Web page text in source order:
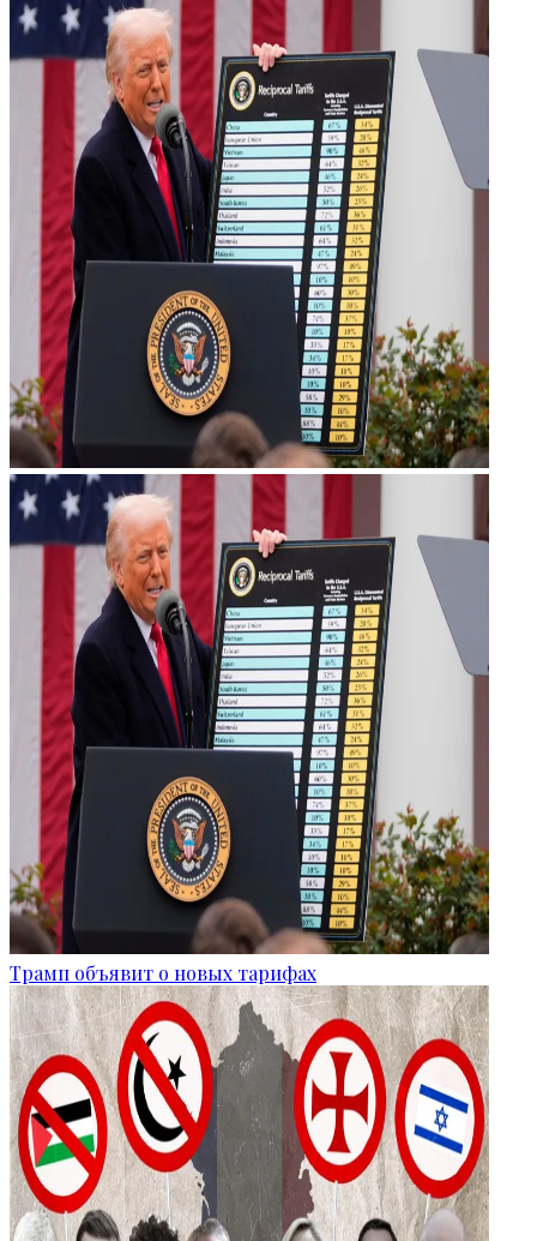
Трамп объявит о новых тарифах